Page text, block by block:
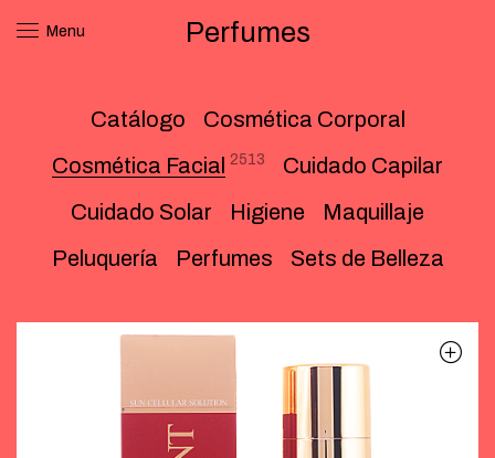
Menu Perfumes
Catálogo
Cosmética Corporal
Cosmética Facial 2513
Cuidado Capilar
Cuidado Solar
Higiene
Maquillaje
Peluquería
Perfumes Sets de Belleza